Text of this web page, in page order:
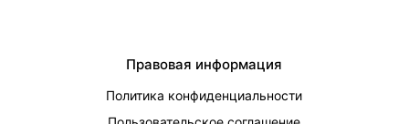
Правовая информация
Политика конфиденциальности